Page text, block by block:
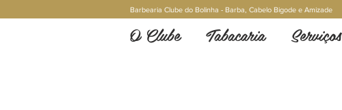
Barbearia Clube do Bolinha - Barba, Cabelo Bigode e Amizade
O Clube Tabacaria Serviços